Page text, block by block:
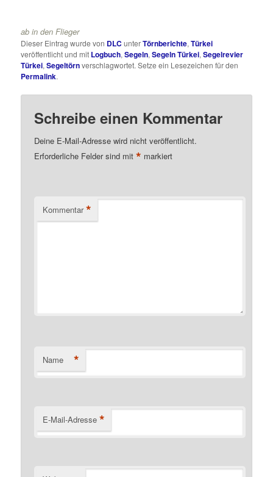
ab in den Flieger
Dieser Eintrag wurde von DLC unterTörnberichte,Türkei
veröffentlicht und mit Logbuch,Segeln,Segeln Türkei,Segelrevier
Türkei,Segeltörnverschlagwortet. Setze ein Lesezeichen für den
Permalink.
Schreibe einen Kommentar
Deine E-Mail-Adresse wird nicht veröffentlicht.
Erforderliche Felder sind mit* markiert
Kommentar *
Name *
E-Mail-Adresse *